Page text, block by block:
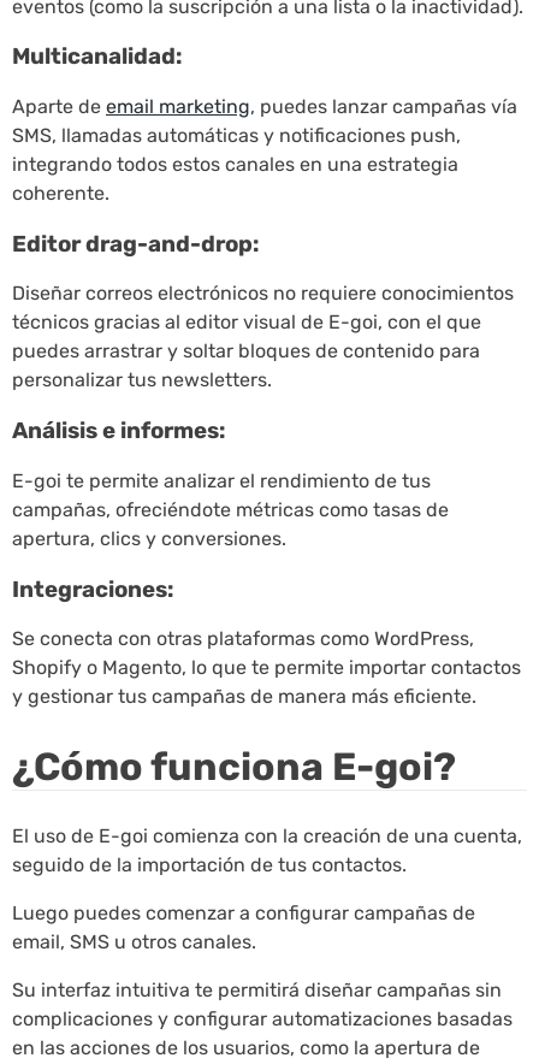
eventos (como la suscripción a una lista o la inactividad).
Multicanalidad:
Aparte de email marketing, puedes lanzar campañas vía
SMS, llamadas automáticas y notificaciones push,
integrando todos estos canales en una estrategia
coherente.
Editor drag-and-drop:
Diseñar correos electrónicos no requiere conocimientos
técnicos gracias al editor visual de E-goi, con el que
puedes arrastrar y soltar bloques de contenido para
personalizar tus newsletters.
Análisis e informes:
E-goi te permite analizar el rendimiento de tus
campañas, ofreciéndote métricas como tasas de
apertura, clics y conversiones.
Integraciones:
Se conecta con otras plataformas como WordPress,
Shopify o Magento, lo que te permite importar contactos
y gestionar tus campañas de manera más eficiente.
¿Cómo funciona E-goi?
El uso de E-goi comienza con la creación de una cuenta,
seguido de la importación de tus contactos.
Luego puedes comenzar a configurar campañas de
email, SMS u otros canales.
Su interfaz intuitiva te permitirá diseñar campañas sin
complicaciones y configurar automatizaciones basadas
en las acciones de los usuarios, como la apertura de